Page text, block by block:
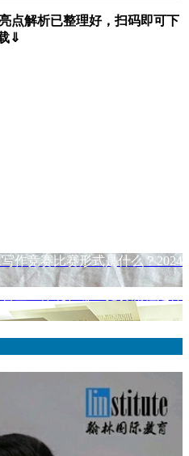
点解析已整理好，扫码即可下
⇓
作竞赛比赛形式是什么？2024